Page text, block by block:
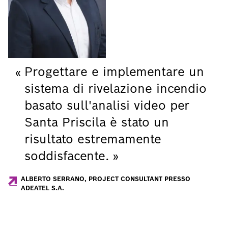
Progettare e implementare un
sistema di rivelazione incendio
basato sull'analisi video per
Santa Priscila è stato un
risultato estremamente
soddisfacente.
ALBERTO SERRANO, PROJECT CONSULTANT PRESSO
ADEATEL S.A.